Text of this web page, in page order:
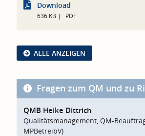
Download
636 KB PDF
ALLE ANZEIGEN
Fragen zum QM und zu
QMB Heike Dittrich
Qualitätsmanagement, QM-
MPBetreibV)